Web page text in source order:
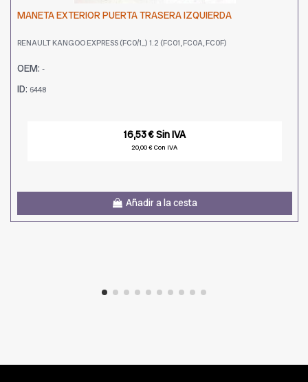
MANETA EXTERIOR PUERTA TRASERA IZQUIERDA
RENAULT KANGOO EXPRESS (FC0/1_) 1.2 (FC01, FC0A, FC0F)
OEM: -
ID: 6448
16,53 € Sin IVA
20,00 € Con IVA
Añadir a la cesta